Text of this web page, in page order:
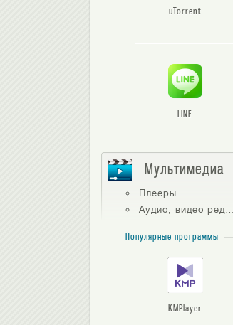
uTorrent
LINE
Мультимедиа
Плееры
Аудио, видео редакторы
Популярные программы
KMPlayer